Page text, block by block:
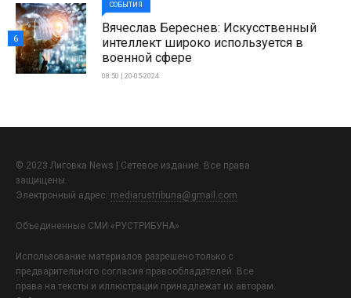
СОБЫТИЯ
Вячеслав Береснев: Искусственный
интеллект широко используется в
военной сфере
08:50 | 20-05-2024
6
© 2023 Лиговка News | Сетевое издание. Все права
защищены.
Электронный адрес: mediarustribuna@gmail.com
Объединенные СМИ «РУСТРИБУНА»
Использование материалов разрешено только с
предварительного согласия правообладателей. Все
права на тексты и иллюстрации принадлежат их авторам.